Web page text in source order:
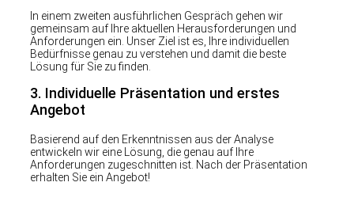
In einem zweiten ausführlichen Gespräch gehen wir
gemeinsam auf Ihre aktuellen Herausforderungen und
Anforderungen ein. Unser Ziel ist es, Ihre individuellen
Bedürfnisse genau zu verstehen und damit die beste
Lösung für Sie zu finden.
3. Individuelle Präsentation und erstes
Angebot
Basierend auf den Erkenntnissen aus der Analyse
entwickeln wir eine Lösung, die genau auf Ihre
Anforderungen zugeschnitten ist. Nach der Präsentation
erhalten Sie ein Angebot!